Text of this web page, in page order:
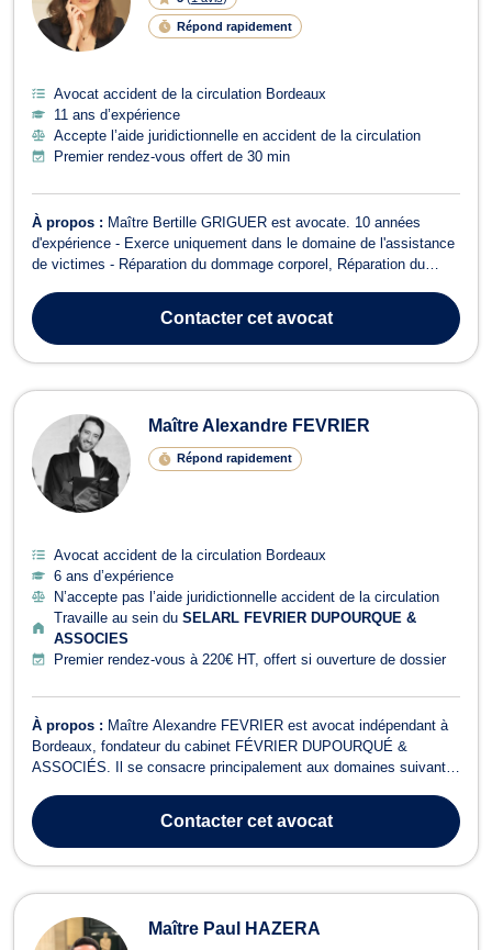
Répond rapidement
Avocat accident de la circulation Bordeaux
11 ans d’expérience
Accepte l’aide juridictionnelle en accident de la circulation
Premier rendez-vous offert de 30 min
À propos : Maître Bertille GRIGUER est avocate. 10 années
d'expérience - Exerce uniquement dans le domaine de l'assistance
de victimes - Réparation du dommage corporel, Réparation du
victimes. Que vous soyez victime d'un accident de la route, d'un
accident médical (fa...Contactercet avocat
Maître Alexandre FEVRIER
Répond rapidement
Avocat accident de la circulation Bordeaux
6 ans d’expérience
N’accepte pas l’aide juridictionnelle accident de la circulation
Travaille au sein du SELARL FEVRIER DUPOURQUE &
ASSOCIES
Premier rendez-vous à 220€ HT, offert si ouverture de dossier
À propos : Maître Alexandre FEVRIER est avocat indépendant à
Bordeaux, fondateur du cabinet FÉVRIER DUPOURQUÉ &
ASSOCIÉS. Il se consacre principalement aux domaines suivants
dommage corporel et indemnisation des victimes, ainsi qu’au droit
pénal des affaires. En d...Contactercet avocat
Maître Paul HAZERA